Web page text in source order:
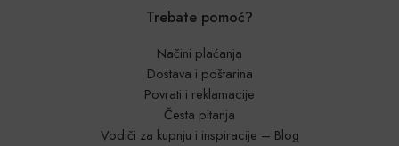
Trebate pomoć?
Načini plaćanja
Dostava i poštarina
Povrati i reklamacije
Česta pitanja
Vodiči za kupnju i inspiracije – Blog